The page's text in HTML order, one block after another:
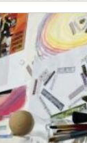
mit
bei einer
durch
Erwachsene
| gratis mit der